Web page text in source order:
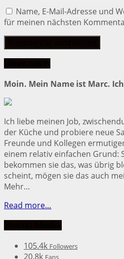
Name, E-Mail-Adresse und
für meinen nächsten
Moin. Mein Name ist Marc.
Ich liebe meinen Job,
der Küche und probiere neue
Freunde und Kollegen
einem relativ einfachen Grund:
bekommen sie das, was übrig
scheint, mögen sie das auch
Mehr…
Read more…
105.4k Followers
20.8k Fans